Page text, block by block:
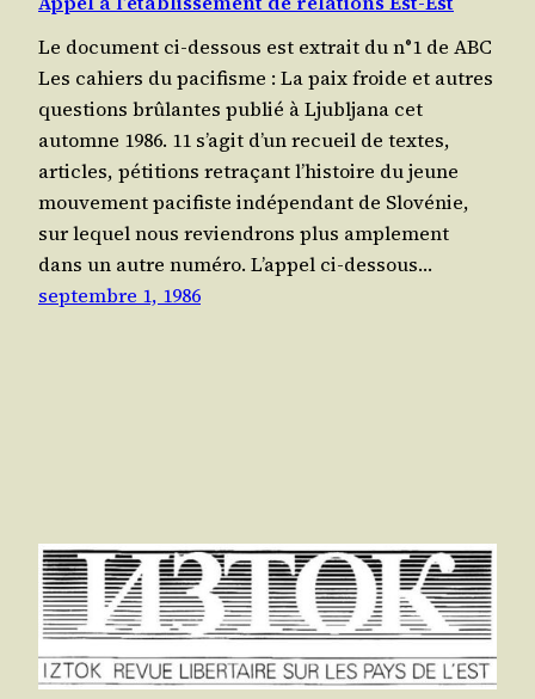
Le docu­ment ci-des­sous est extrait du n°1 de ABC
Les cahiers du paci­fisme : La paix froide et autres
ques­tions brû­lantes publié à Lju­bl­ja­na cet
automne 1986. 11 s’a­git d’un recueil de textes,
articles, péti­tions retra­çant l’his­toire du jeune
mou­ve­ment paci­fiste indé­pen­dant de Slo­vé­nie,
sur lequel nous revien­drons plus ample­ment
dans un autre numé­ro. L’ap­pel ci-des­sous…
septembre 1, 1986